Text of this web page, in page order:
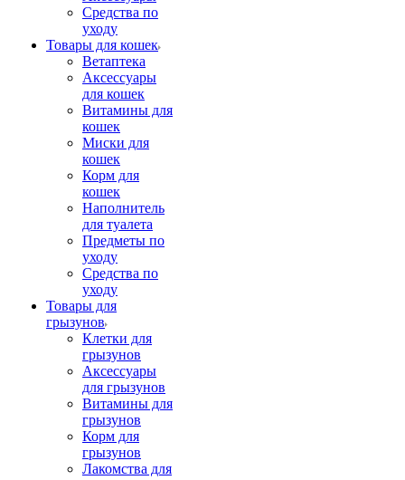
Средства по
уходу
Товары для кошек
Ветаптека
Аксессуары
для кошек
Витамины для
кошек
Миски для
кошек
Корм для
кошек
Наполнитель
для туалета
Предметы по
уходу
Средства по
уходу
Товары для
грызунов
Клетки для
грызунов
Аксессуары
для грызунов
Витамины для
грызунов
Корм для
грызунов
Лакомства для